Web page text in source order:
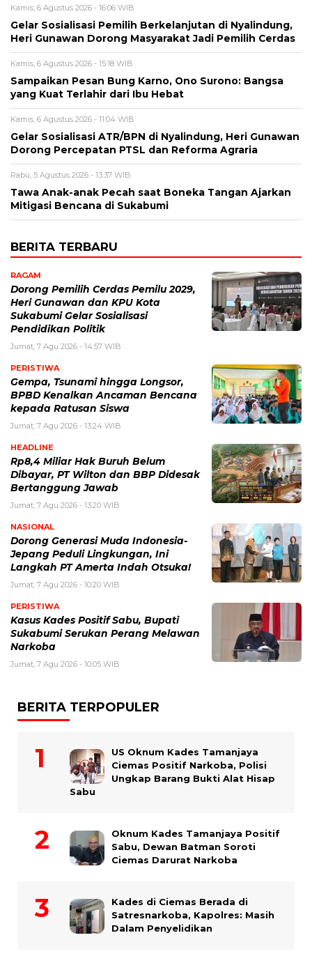
Kamis, 6 Agustus 2026 - 16:06 WIB
Gelar Sosialisasi Pemilih Berkelanjutan di Nyalindung,
Heri Gunawan Dorong Masyarakat Jadi Pemilih Cerdas
Kamis, 6 Agustus 2026 - 15:18 WIB
Sampaikan Pesan Bung Karno, Ono Surono: Bangsa
yang Kuat Terlahir dari Ibu Hebat
Kamis, 6 Agustus 2026 - 11:04 WIB
Gelar Sosialisasi ATR/BPN di Nyalindung, Heri Gunawan
Dorong Percepatan PTSL dan Reforma Agraria
Rabu, 5 Agustus 2026 - 13:37 WIB
Tawa Anak-anak Pecah saat Boneka Tangan Ajarkan
Mitigasi Bencana di Sukabumi
BERITA TERBARU
RAGAM
Dorong Pemilih Cerdas Pemilu 2029,
Heri Gunawan dan KPU Kota
Sukabumi Gelar Sosialisasi
Pendidikan Politik
Jumat, 7 Agu 2026 - 14:57 WIB
PERISTIWA
Gempa, Tsunami hingga Longsor,
BPBD Kenalkan Ancaman Bencana
kepada Ratusan Siswa
Jumat, 7 Agu 2026 - 13:24 WIB
HEADLINE
Rp8,4 Miliar Hak Buruh Belum
Dibayar, PT Wilton dan BBP Didesak
Bertanggung Jawab
Jumat, 7 Agu 2026 - 13:20 WIB
NASIONAL
Dorong Generasi Muda Indonesia-
Jepang Peduli Lingkungan, Ini
Langkah PT Amerta Indah Otsuka!
Jumat, 7 Agu 2026 - 10:20 WIB
PERISTIWA
Kasus Kades Positif Sabu, Bupati
Sukabumi Serukan Perang Melawan
Narkoba
Jumat, 7 Agu 2026 - 10:05 WIB
BERITA TERPOPULER
US Oknum Kades Tamanjaya
Ciemas Positif Narkoba, Polisi
Ungkap Barang Bukti Alat Hisap
Sabu
Oknum Kades Tamanjaya Positif
Sabu, Dewan Batman Soroti
Ciemas Darurat Narkoba
Kades di Ciemas Berada di
Satresnarkoba, Kapolres: Masih
Dalam Penyelidikan